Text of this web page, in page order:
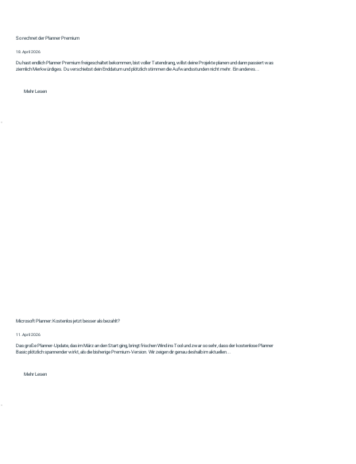
So rechnet der Planner Premium
18. April 2026
Du hast endlich Planner Premium freigeschaltet bekommen, bist voller Tatendrang, willst deine Projekte planen und dann passiert was
ziemlich Merkwürdiges. Du verschiebst dein Enddatum und plötzlich stimmen die Aufwandsstunden nicht mehr. Ein anderes...
Mehr Lesen
Microsoft Planner: Kostenlos jetzt besser als bezahlt?
11. April 2026
Das große Planner‑Update, das im März an den Start ging, bringt frischen Wind ins Tool und zwar so sehr, dass der kostenlose Planner
Basic plötzlich spannender wirkt, als die bisherige Premium‑Version. Wir zeigen dir genau deshalb im aktuellen...
Mehr Lesen